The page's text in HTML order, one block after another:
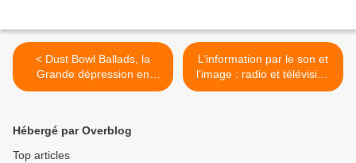
< Dust Bowl Ballads, la
Grande dépression en
chansons
L’information par le son et
l’image : radio et télévision
au XXe siècle. >
Hébergé par Overblog
Top articles